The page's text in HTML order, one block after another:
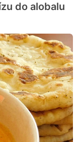
do alobalu